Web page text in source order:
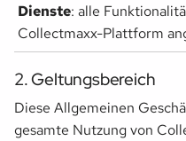
Dienste: alle
Collectmaxx-Plattform
2. Geltungsbereich
Diese Allgemeinen
gesamte Nutzung von